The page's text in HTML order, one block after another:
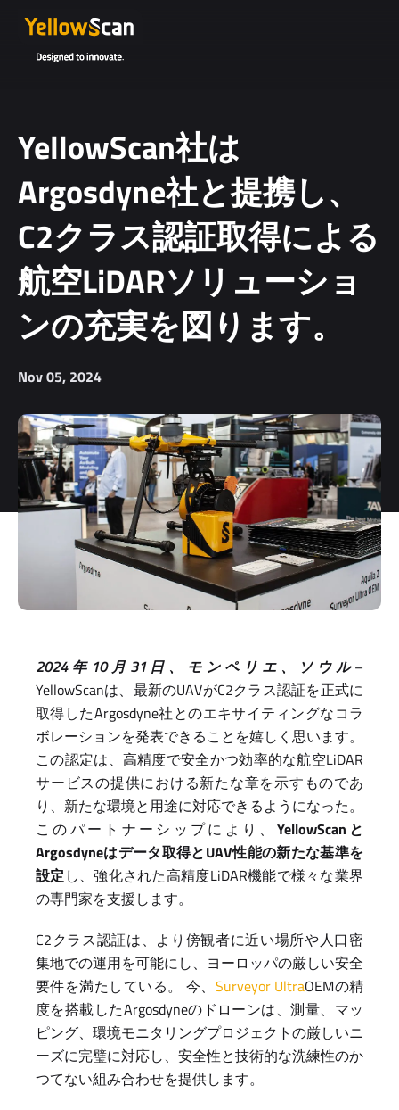
YellowScan社は
Argosdyne社と提携し、
C2クラス認証取得による
航空LiDARソリューショ
ンの充実を図ります。
Nov 05, 2024
2024年10月31日、モンペリエ、ソウル–
YellowScanは、最新のUAVがC2クラス認証を正式に
取得したArgosdyne社とのエキサイティングなコラ
ボレーションを発表できることを嬉しく思います。
この認定は、高精度で安全かつ効率的な航空LiDAR
サービスの提供における新たな章を示すものであ
り、新たな環境と用途に対応できるようになった。
このパートナーシップにより、 YellowScanと
Argosdyneはデータ取得とUAV性能の新たな基準を
設定し、強化された高精度LiDAR機能で様々な業界
の専門家を支援します。
C2クラス認証は、より傍観者に近い場所や人口密
集地での運用を可能にし、ヨーロッパの厳しい安全
要件を満たしている。 今、 Surveyor UltraOEMの精
度を搭載したArgosdyneのドローンは、測量、マッ
ピング、環境モニタリングプロジェクトの厳しいニ
ーズに完璧に対応し、安全性と技術的な洗練性のか
つてない組み合わせを提供します。